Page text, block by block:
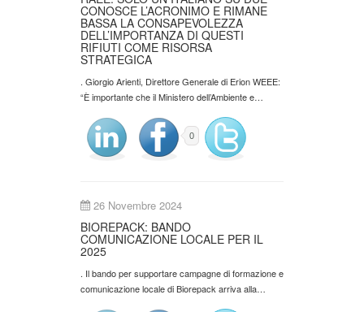
CONOSCE L’ACRONIMO E RIMANE
BASSA LA CONSAPEVOLEZZA
DELL’IMPORTANZA DI QUESTI
RIFIUTI COME RISORSA
STRATEGICA
. Giorgio Arienti, Direttore Generale di Erion WEEE:
“È importante che il Ministero dell’Ambiente e…
0
26 Novembre 2024
BIOREPACK: BANDO
COMUNICAZIONE LOCALE PER IL
2025
. Il bando per supportare campagne di formazione e
comunicazione locale di Biorepack arriva alla…